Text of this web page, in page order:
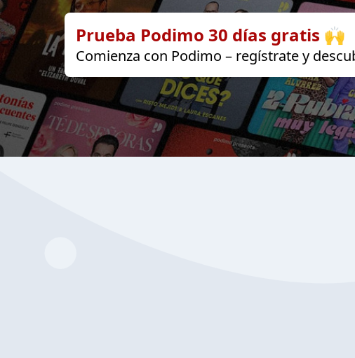
Prueba Podimo 30 días gratis 🙌
Comienza con Podimo – regístrate y